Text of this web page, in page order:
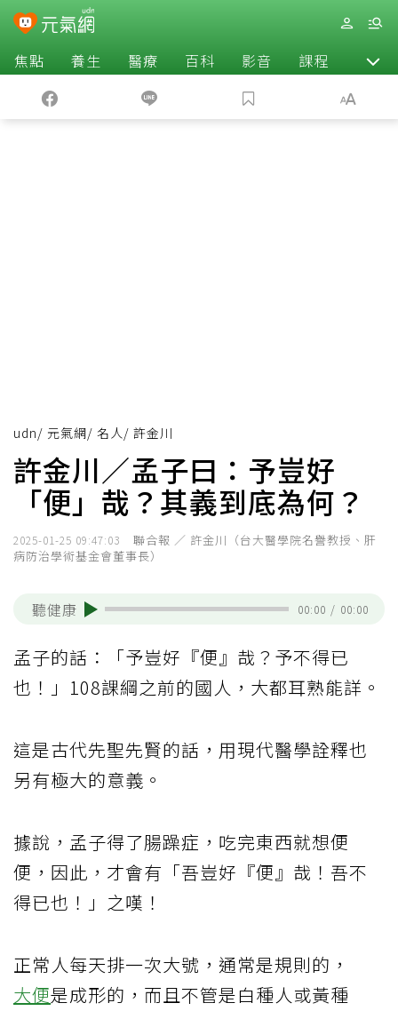
焦點 養生 醫療 百科 影音 課程 退休
udn/ 元氣網/ 名人/ 許金川
許金川／孟子曰：予豈好
「便」哉？其義到底為何？
2025-01-25 09:47:03
聯合報 ／ 許金川（台大醫學院名譽教授、肝
病防治學術基金會董事長）
聽健康 00:00 / 00:00
孟子的話：「予豈好『便』哉？予不得已
也！」108課綱之前的國人，大都耳熟能詳。
這是古代先聖先賢的話，用現代醫學詮釋也
另有極大的意義。
據說，孟子得了腸躁症，吃完東西就想便
便，因此，才會有「吾豈好『便』哉！吾不
得已也！」之嘆！
正常人每天排一次大號，通常是規則的，
大便是成形的，而且不管是白種人或黃種